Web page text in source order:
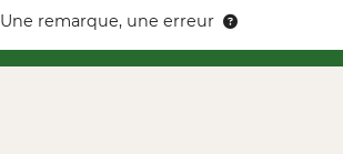
Une remarque, une erreur